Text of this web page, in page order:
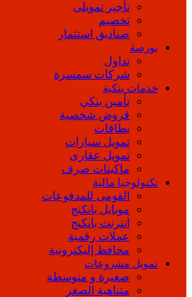
تأجير تمويلى
تخصيم
صناديق استثمار
بورصة
تداول
شركات سمسرة
خدمات بنكية
تأمين بنكي
قروض شخصية
بطاقات
تمويل سيارات
تمويل عقارى
ماكينات صرف
تكنولوجيا مالية
القومى للمدفوعات
موبايل بانكنج
انترنت بانكنج
عملات رقمية
محافظ إليكترونية
تمويل مشروعات
صغيرة و متوسطة
متناهية الصغر